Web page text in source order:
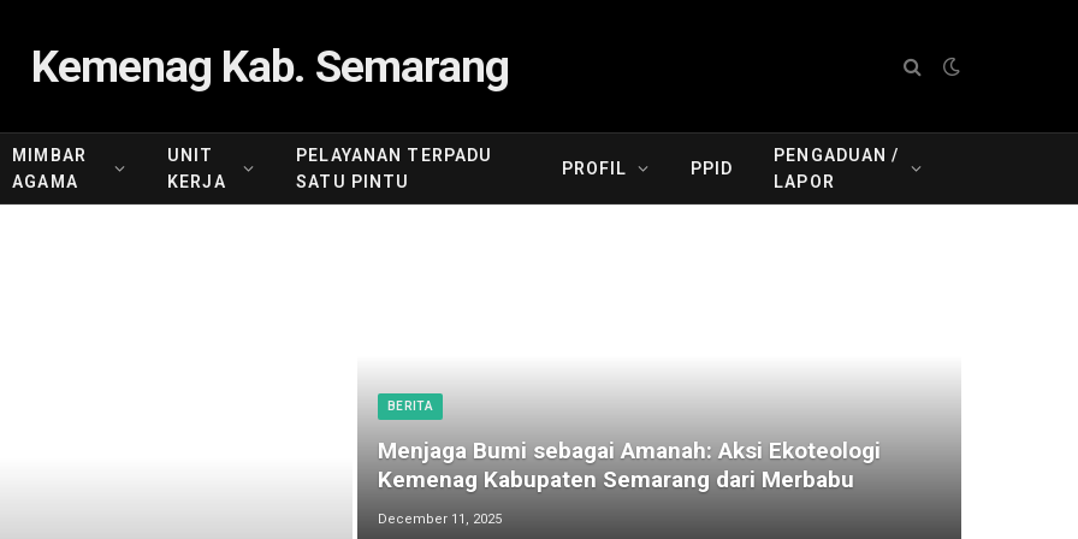
Kemenag Kab. Semarang
MIMBAR
AGAMA
UNIT
KERJA
PELAYANAN TERPADU
SATU PINTU
PROFIL PPID
PENGADUAN /
LAPOR
BERITA
Menjaga Bumi sebagai Amanah: Aksi Ekoteologi
Kemenag Kabupaten Semarang dari Merbabu
December 11, 2025